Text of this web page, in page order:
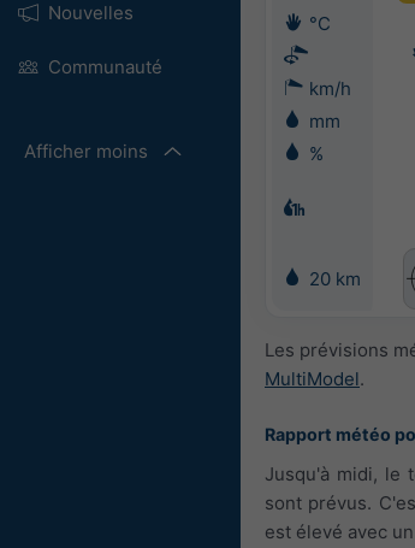
Nouvelles
Communauté
Afficher moins
°C
km/h
mm
%
20 km
Les prévisions
MultiModel.
Rapport météo
Jusqu'à midi, le
sont prévus.
est élevé avec